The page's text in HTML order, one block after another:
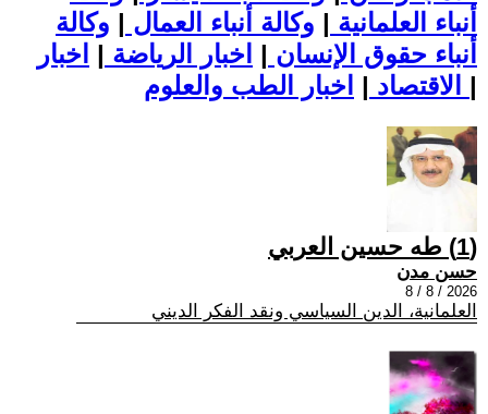
أنباء العلمانية | وكالة أنباء العمال | وكالة
أنباء حقوق الإنسان | اخبار الرياضة | اخبار
الاقتصاد | |
(1) طه حسين العربي
حسن مدن
2026 / 8 / 8
العلمانية، الدين السياسي ونقد الفكر الديني